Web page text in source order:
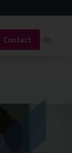
Contact NL